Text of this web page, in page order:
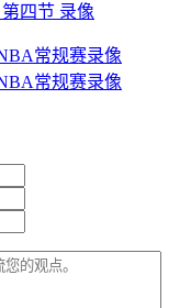
四节 录像
常规赛录像
常规赛录像